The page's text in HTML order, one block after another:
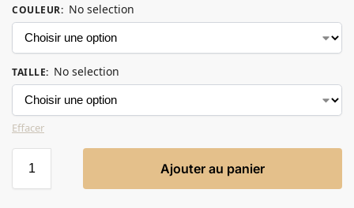
COULEUR: No selection
TAILLE: No selection
Effacer
Ajouter au panier